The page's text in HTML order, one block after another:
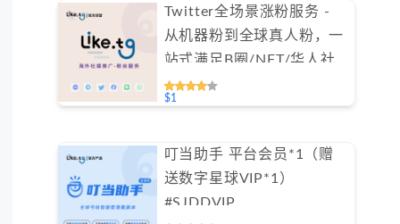
Twitter全场景涨粉服务 -
从机器粉到全球真人粉，一
站式满足B圈/NFT/华人社
群需求（不支持免费测试）
$1
叮当助手 平台会员*1（赠
送数字星球VIP*1）
#SJDDVIP